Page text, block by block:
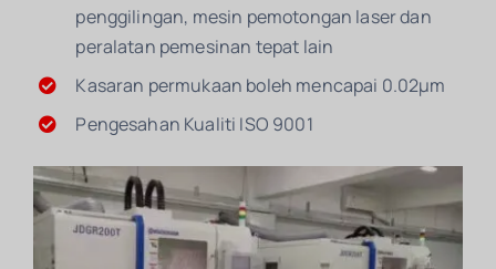
penggilingan, mesin pemotongan laser dan
peralatan pemesinan tepat lain
Kasaran permukaan boleh mencapai 0.02μm
Pengesahan Kualiti ISO 9001